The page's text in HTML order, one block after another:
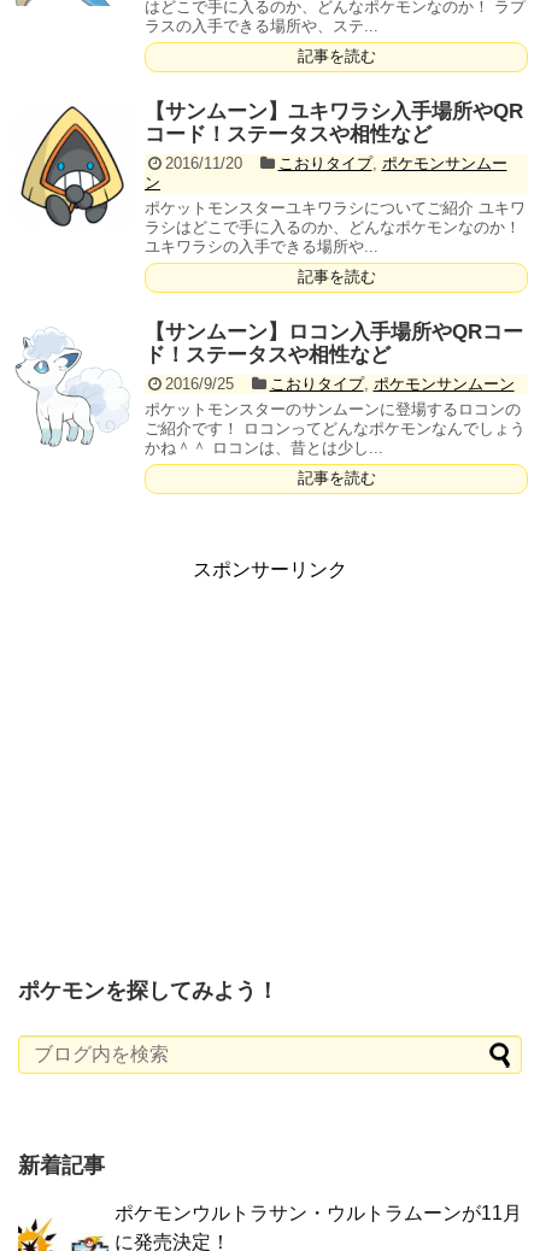
はどこで手に入るのか、どんなポケモンなのか！ ラプ
ラスの入手できる場所や、ステ...
記事を読む
【サンムーン】ユキワラシ入手場所やQR
コード！ステータスや相性など
2016/11/20 こおりタイプ, ポケモンサンムー
ン
ポケットモンスターユキワラシについてご紹介 ユキワ
ラシはどこで手に入るのか、どんなポケモンなのか！
ユキワラシの入手できる場所や...
記事を読む
【サンムーン】ロコン入手場所やQRコー
ド！ステータスや相性など
2016/9/25 こおりタイプ, ポケモンサンムーン
ポケットモンスターのサンムーンに登場するロコンの
ご紹介です！ ロコンってどんなポケモンなんでしょう
かね＾＾ ロコンは、昔とは少し...
記事を読む
スポンサーリンク
ポケモンを探してみよう！
新着記事
ポケモンウルトラサン・ウルトラムーンが11月
に発売決定！